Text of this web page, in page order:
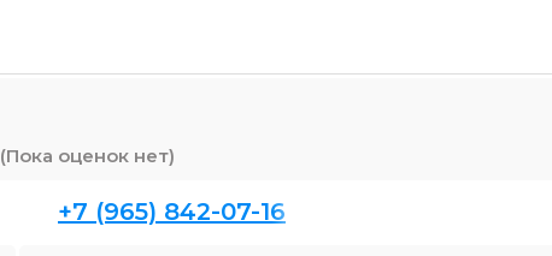
(Пока оценок нет)
+7 (965) 842-07-16